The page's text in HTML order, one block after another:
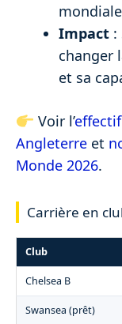
Impact :
changer
et sa
Voir l’
Angleterre et
Monde 2026.
Carrière en
Club
Chelsea B
Swansea (prêt)